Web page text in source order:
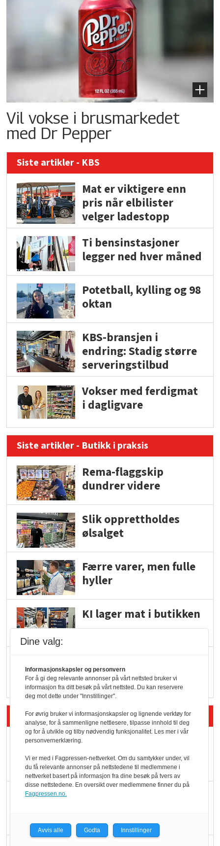
Vil vokse i brusmarkedet
med Dr Pepper
Siste artikler - KBS
Mat er viktigere enn
pris når elbilister
velger ladestopp
Ti bensinstasjoner
legger ned hver måned
Potetball, kylling og 98
oktan
KBS-bransjen i
endring: Stadig større
serveringstilbud
Vokser med ferdigmat
i dagligvare
Siste artikler - Butikk i praksis
Rema-flaggskip
dundrer videre
Slik opprettholdes
ølsalget
Færre varer, men fulle
hyller
KI lager mat i butikken
Rema i 2025
Siste artikler - Økologisk
Kolonihagens norske
yoghurt: Trues av
melkemangel
hederspris
Dine valg:
Informasjonskapsler og personvern
For å gi deg relevante annonser på vårt nettsted bruker vi
informasjon fra ditt besøk på vårt nettsted. Du kan reservere
deg mot dette under "Innstillinger".
For øvrig bruker vi informasjonskapsler og lignende verktøy for
analyse, for å sammenligne nettlesere, tilpasse innhold til deg
og for å utvikle og tilby nødvendig funksjonalitet. Les mer i vår
personvernerklæring.
Vi er med i Fagpressen-nettverket. Om du samtykker under, vil
du få relevante annonser på nettstedene til medlemmene i
nettverket basert på informasjon fra dine besøk på tvers av
disse nettstedene. En oversikt over medlemmene finner du på
Fagpressen.no.
Avvis alle Godta Innstillinger